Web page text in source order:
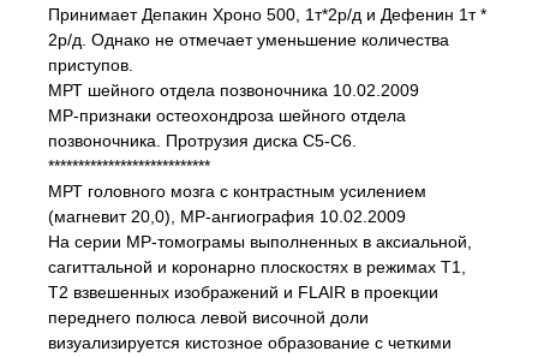
Принимает Депакин Хроно 500, 1т*2р/д и Дефенин 1т *
2р/д. Однако не отмечает уменьшение количества
приступов.
МРТ шейного отдела позвоночника 10.02.2009
МР-признаки остеохондроза шейного отдела
позвоночника. Протрузия диска С5-С6.
***************************
МРТ головного мозга с контрастным усилением
(магневит 20,0), МР-ангиография 10.02.2009
На серии МР-томограмы выполненных в аксиальной,
сагиттальной и коронарно плоскостях в режимах Т1,
Т2 взвешенных изображений и FLAIR в проекции
переднего полюса левой височной доли
визуализируется кистозное образование с четкими